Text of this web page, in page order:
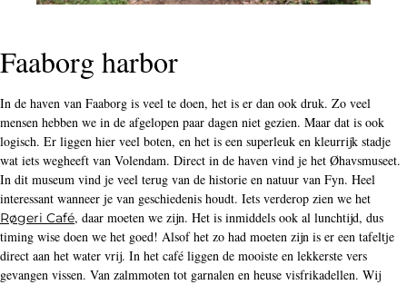
Faaborg harbor
In de haven van Faaborg is veel te doen, het is er dan ook druk. Zo veel
mensen hebben we in de afgelopen paar dagen niet gezien. Maar dat is ook
logisch. Er liggen hier veel boten, en het is een superleuk en kleurrijk stadje
wat iets wegheeft van Volendam. Direct in de haven vind je het Øhavsmuseet.
In dit museum vind je veel terug van de historie en natuur van Fyn. Heel
interessant wanneer je van geschiedenis houdt. Iets verderop zien we het
Røgeri Café, daar moeten we zijn. Het is inmiddels ook al lunchtijd, dus
timing wise doen we het goed! Alsof het zo had moeten zijn is er een tafeltje
direct aan het water vrij. In het café liggen de mooiste en lekkerste vers
gevangen vissen. Van zalmmoten tot garnalen en heuse visfrikadellen. Wij